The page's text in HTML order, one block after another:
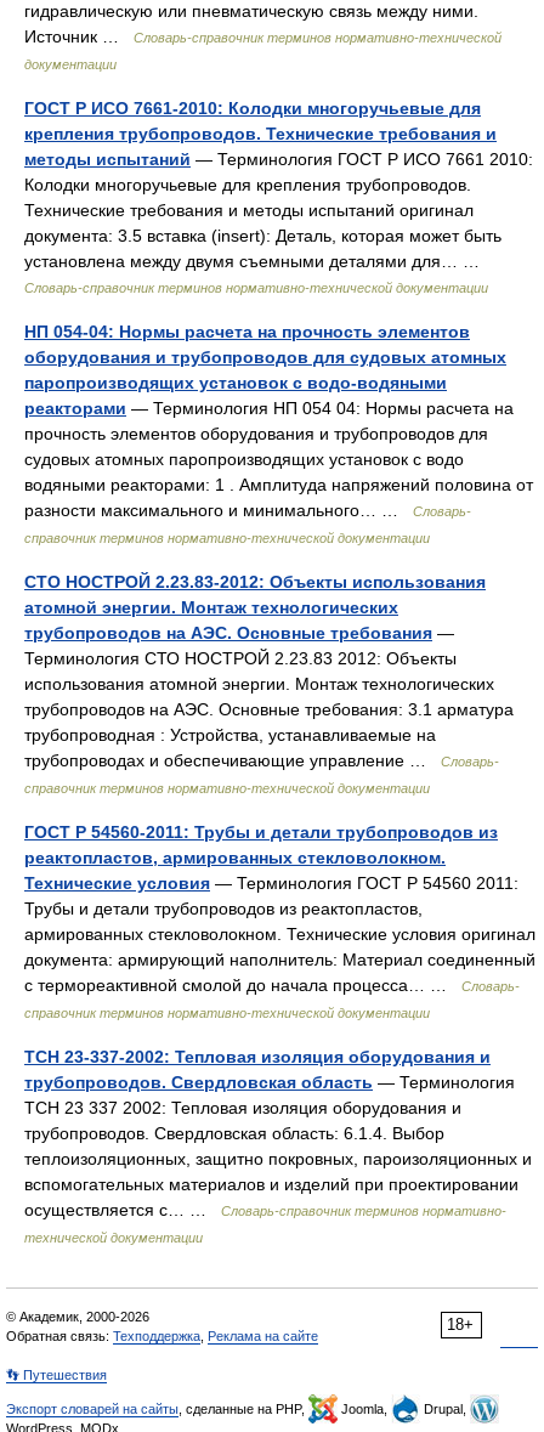
гидравлическую или пневматическую связь между ними.
Источник …
Словарь-справочник терминов нормативно-технической
документации
ГОСТ Р ИСО 7661-2010: Колодки многоручьевые для
крепления трубопроводов. Технические требования и
методы испытаний — Терминология ГОСТ Р ИСО 7661 2010:
Колодки многоручьевые для крепления трубопроводов.
Технические требования и методы испытаний оригинал
документа: 3.5 вставка (insert): Деталь, которая может быть
установлена между двумя съемными деталями для… …
Словарь-справочник терминов нормативно-технической документации
НП 054-04: Нормы расчета на прочность элементов
оборудования и трубопроводов для судовых атомных
паропроизводящих установок с водо-водяными
реакторами — Терминология НП 054 04: Нормы расчета на
прочность элементов оборудования и трубопроводов для
судовых атомных паропроизводящих установок с водо
водяными реакторами: 1 . Амплитуда напряжений половина от
разности максимального и минимального… …
Словарь-
справочник терминов нормативно-технической документации
СТО НОСТРОЙ 2.23.83-2012: Объекты использования
атомной энергии. Монтаж технологических
трубопроводов на АЭС. Основные требования —
Терминология СТО НОСТРОЙ 2.23.83 2012: Объекты
использования атомной энергии. Монтаж технологических
трубопроводов на АЭС. Основные требования: 3.1 арматура
трубопроводная : Устройства, устанавливаемые на
трубопроводах и обеспечивающие управление …
Словарь-
справочник терминов нормативно-технической документации
ГОСТ Р 54560-2011: Трубы и детали трубопроводов из
реактопластов, армированных стекловолокном.
Технические условия — Терминология ГОСТ Р 54560 2011:
Трубы и детали трубопроводов из реактопластов,
армированных стекловолокном. Технические условия оригинал
документа: армирующий наполнитель: Материал соединенный
с термореактивной смолой до начала процесса… …
Словарь-
справочник терминов нормативно-технической документации
ТСН 23-337-2002: Тепловая изоляция оборудования и
трубопроводов. Свердловская область — Терминология
ТСН 23 337 2002: Тепловая изоляция оборудования и
трубопроводов. Свердловская область: 6.1.4. Выбор
теплоизоляционных, защитно покровных, пароизоляционных и
вспомогательных материалов и изделий при проектировании
осуществляется с… …
Словарь-справочник терминов нормативно-
технической документации
18+
© Академик, 2000-2026
Обратная связь: Техподдержка Реклама на сайте
👣 Путешествия
Экспорт словарей на сайты , сделанные на PHP, Joomla,
Drupal,
WordPress, MODx.